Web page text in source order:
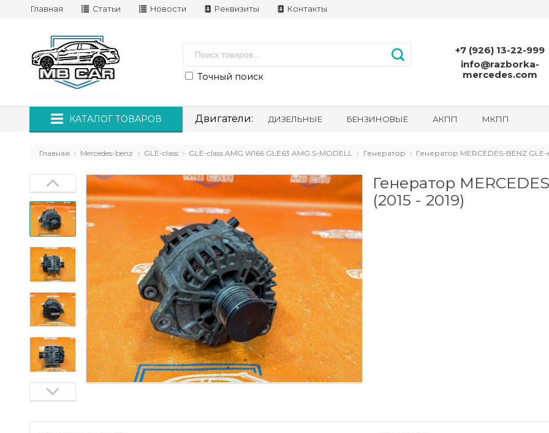
Главная Статьи Новости Реквизиты Контакты
Точный поиск
+7 (926) 13-22-999
info@razborka-
mercedes.com
КАТАЛОГ ТОВАРОВ Двигатели: ДИЗЕЛЬНЫЕ БЕНЗИНОВЫЕ АКПП МКПП
Главная Mercedes-benz GLE-class GLE-class AMG W166 GLE63 AMG S-MODELL Генератор Генератор MERCEDES-BENZ GLE-
Генератор
(2015 - 2019)